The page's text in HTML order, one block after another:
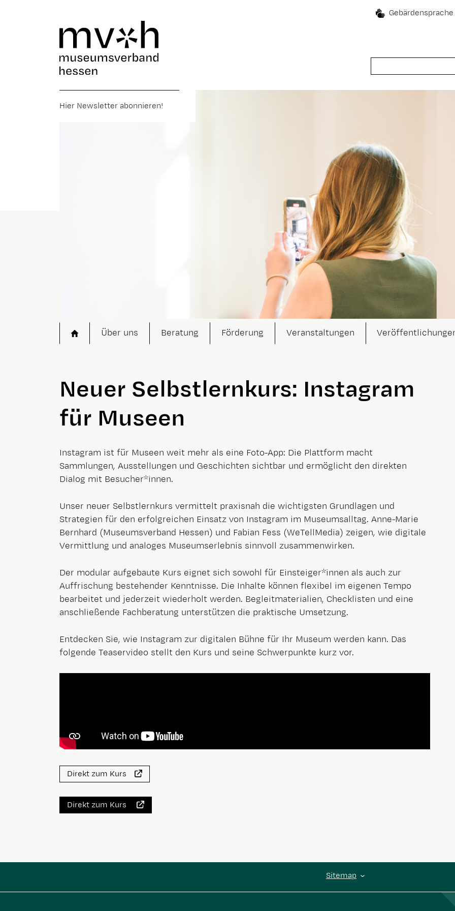
Gebärdensprache
Suche
Hier Newsletter abonnieren!
StartseiteÜber uns Beratung Förderung Veranstaltungen
Neuer Selbstlernkurs: Instagram
für Museen
Instagram ist für Museen weit mehr als eine Foto-App: Die Plattform macht
Sammlungen, Ausstellungen und Geschichten sichtbar und ermöglicht den direkten
Dialog mit Besucher*innen.
Unser neuer Selbstlernkurs vermittelt praxisnah die wichtigsten Grundlagen und
Strategien für den erfolgreichen Einsatz von Instagram im Museumsalltag. Anne-Marie
Bernhard (Museumsverband Hessen) und Fabian Fess (WeTellMedia) zeigen, wie digitale
Vermittlung und analoges Museumserlebnis sinnvoll zusammenwirken.
Der modular aufgebaute Kurs eignet sich sowohl für Einsteiger*innen als auch zur
Auffrischung bestehender Kenntnisse. Die Inhalte können flexibel im eigenen Tempo
bearbeitet und jederzeit wiederholt werden. Begleitmaterialien, Checklisten und eine
anschließende Fachberatung unterstützen die praktische Umsetzung.
Entdecken Sie, wie Instagram zur digitalen Bühne für Ihr Museum werden kann. Das
folgende Teaservideo stellt den Kurs und seine Schwerpunkte kurz vor.
Direkt zum Kurs
Direkt zum Kurs
Sitemap